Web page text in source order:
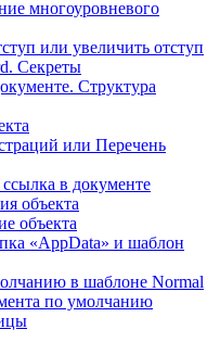
многоуровневого
или увеличить отступ
Секреты
Структура
или Перечень
в документе
объекта
объекта
«AppData» и шаблон
в шаблоне Normal
по умолчанию